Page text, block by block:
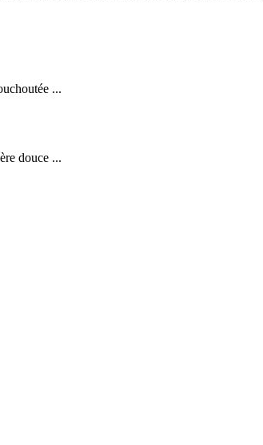
...
douce ...